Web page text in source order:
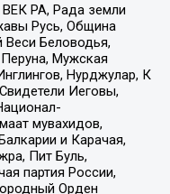
ВЕК РА, Рада земли
Русь, Община
Веси Беловодья,
Мужская
Нурджулар, К
Иеговы,
мувахидов,
и Карачая,
Пит Буль,
партия России,
Орден